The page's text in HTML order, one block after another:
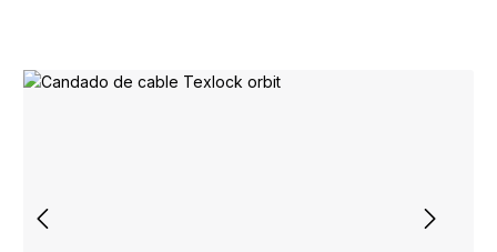
Omitir galería de imágenes